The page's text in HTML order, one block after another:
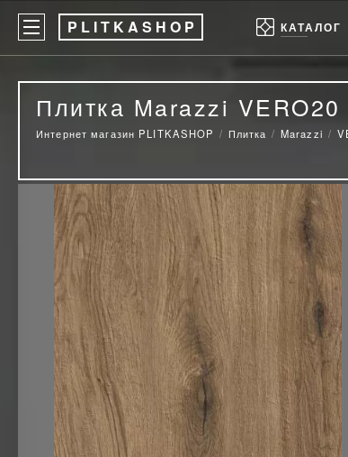
P LITKASHOP КАТАЛОГ
Плитка Marazzi VERO20
Интернет магазин PLITKASHOP Плитка Marazzi